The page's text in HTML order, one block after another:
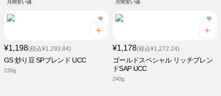
月間安い値 月間安い値
¥1,198(税込¥1,293.84)
GS 炒り豆 SPブレンド UCC
230g
¥1,178(税込¥1,272.24)
ゴールドスペシャル リッチブレン
ドSAP UCC
240g